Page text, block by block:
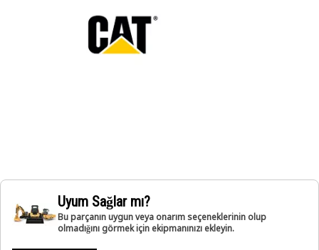
Uyum Sağlar mı?
Bu parçanın uygun veya onarım seçeneklerinin olup
olmadığını görmek için ekipmanınızı ekleyin.